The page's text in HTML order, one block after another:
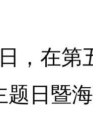
在第
题日暨